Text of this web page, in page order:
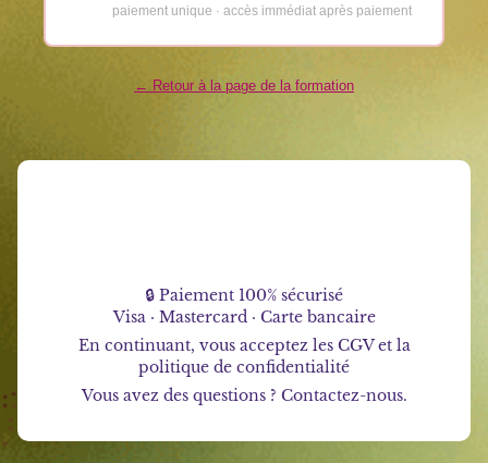
paiement unique · accès immédiat après paiement
← Retour à la page de la formation
🔒 Paiement 100% sécurisé
Visa · Mastercard · Carte bancaire
En continuant, vous acceptez les CGVetla
politique de confidentialité
Vous avez des questions ? Contactez-nous.